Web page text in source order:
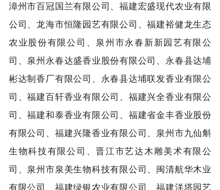
漳州市百冠国兰有限公司、福建宏盛现代农业有限
公司、龙海市恒隆园艺有限公司、福建裕健龙生态
农业股份有限公司、泉州市永春新新园艺有限公
司、泉州永春达盛香业股份有限公司、永春县达埔
彬达制香厂有限公司、永春县达埔联发香业有限公
司、福建百轩香业有限公司、福建兴全香业有限公
司、福建和泰香业有限公司、福建省金丰香业股份
有限公司、福建兴隆香业有限公司、泉州市九仙斛
生物科技有限公司、晋江市艺达木雕美术有限公
司、泉州市泉美生物科技有限公司、闽清航华木业
有限公司、福建绿银农业有限公司、福建洋塔园艺